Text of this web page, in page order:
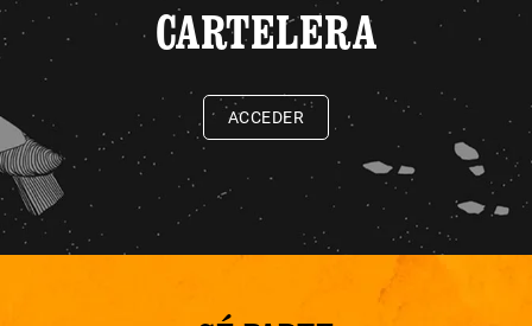
CARTELERA
ACCEDER